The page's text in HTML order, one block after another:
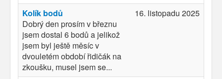
Kolík bodů
Dobrý den prosím v březnu
jsem dostal 6 bodů a jelikož
jsem byl ještě měsíc v
dvouletém období řidičák na
zkoušku, musel jsem se...
16. listopadu 2025